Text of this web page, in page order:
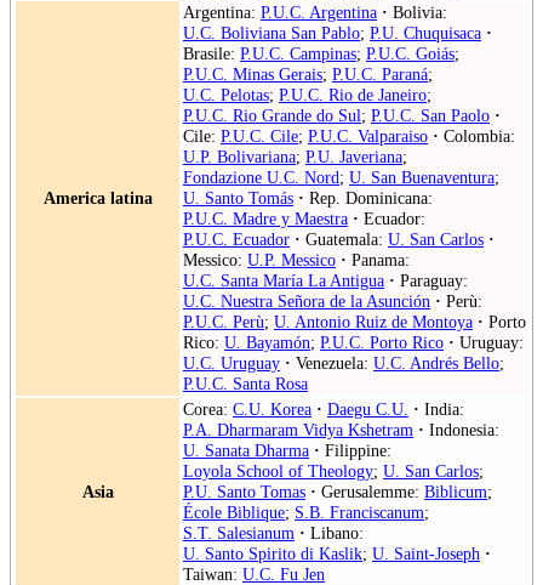
America latina
Argentina: P.U.C. Argentina · Bolivia:
U.C. Boliviana San Pablo; P.U. Chuquisaca ·
Brasile: P.U.C. Campinas; P.U.C. Goiás;
P.U.C. Minas Gerais; P.U.C. Paraná;
U.C. Pelotas; P.U.C. Rio de Janeiro;
P.U.C. Rio Grande do Sul; P.U.C. San Paolo ·
Cile: P.U.C. Cile; P.U.C. Valparaiso · Colombia:
U.P. Bolivariana; P.U. Javeriana;
Fondazione U.C. Nord; U. San Buenaventura;
U. Santo Tomás · Rep. Dominicana:
P.U.C. Madre y Maestra · Ecuador:
P.U.C. Ecuador · Guatemala: U. San Carlos ·
Messico: U.P. Messico · Panama:
U.C. Santa María La Antigua · Paraguay:
U.C. Nuestra Señora de la Asunción · Perù:
P.U.C. Perù; U. Antonio Ruiz de Montoya · Porto
Rico: U. Bayamón; P.U.C. Porto Rico · Uruguay:
U.C. Uruguay · Venezuela: U.C. Andrés Bello;
P.U.C. Santa Rosa
Asia
Corea: C.U. Korea · Daegu C.U. · India:
P.A. Dharmaram Vidya Kshetram · Indonesia:
U. Sanata Dharma · Filippine:
Loyola School of Theology; U. San Carlos;
P.U. Santo Tomas · Gerusalemme: Biblicum;
École Biblique; S.B. Franciscanum;
S.T. Salesianum · Libano:
U. Santo Spirito di Kaslik; U. Saint-Joseph ·
Taiwan: U.C. Fu Jen